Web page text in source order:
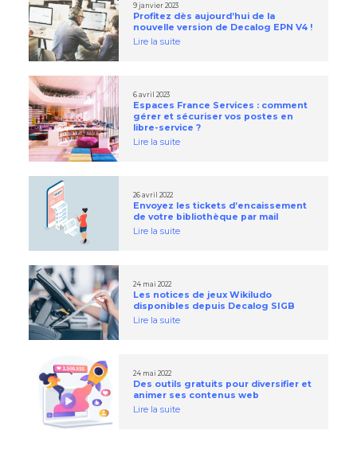
9 janvier 2023
Profitez dès aujourd’hui de la
nouvelle version de Decalog EPN V4 !
Lire la suite
6 avril 2023
Espaces France Services : comment
gérer et sécuriser vos postes en
libre-service ?
Lire la suite
26 avril 2022
Envoyez les tickets d’encaissement
de votre bibliothèque par mail
Lire la suite
24 mai 2022
Les notices de jeux Wikiludo
disponibles depuis Decalog SIGB
Lire la suite
24 mai 2022
Des outils gratuits pour diversifier et
animer ses contenus web
Lire la suite